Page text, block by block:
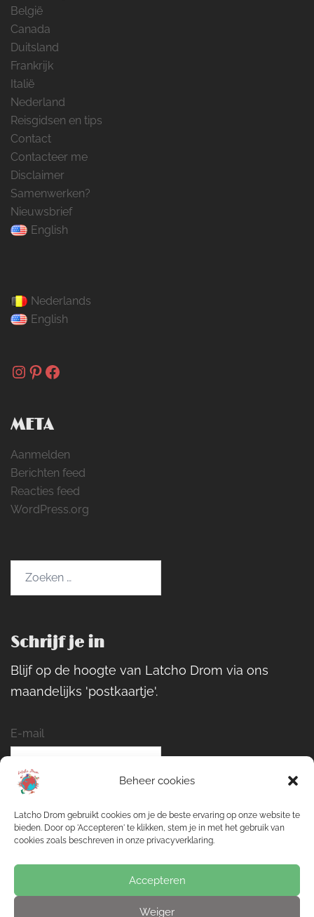
Beheer cookies
Latcho Drom gebruikt cookies om je de beste ervaring op onze website te
bieden. Door op 'Accepteren' te klikken, stem je in met het gebruik van
cookies zoals beschreven in onze privacyverklaring.
Accepteren
Weiger
België
Canada
Duitsland
Frankrijk
Italië
Nederland
Reisgidsen en tips
Contact
Contacteer me
Disclaimer
Samenwerken?
Nieuwsbrief
English
Nederlands
English
Instagram
Pinterest
Facebook
META
Aanmelden
Berichten feed
Reacties feed
WordPress.org
Schrijf je in
Blijf op de hoogte van Latcho Drom via ons
maandelijks 'postkaartje'.
E-mail
Naam